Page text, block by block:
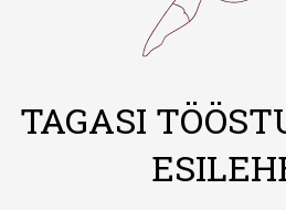
TAGASI